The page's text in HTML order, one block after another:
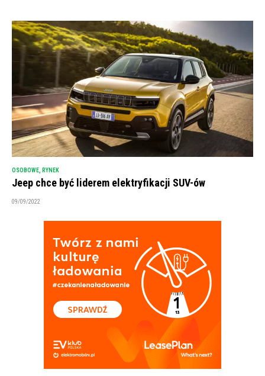
OSOBOWE RYNEK
Jeep chce być liderem elektryfikacji SUV-ów
09/09/2022